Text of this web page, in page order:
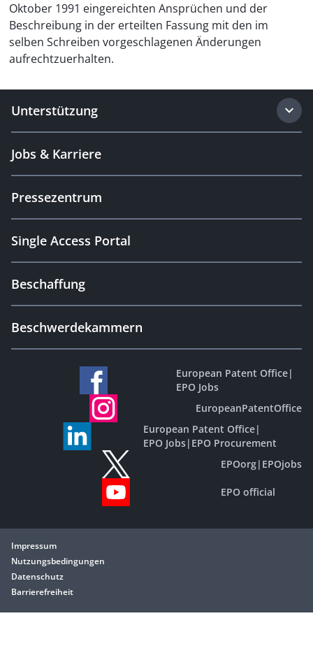
Oktober 1991 eingereichten Ansprüchen und der
Beschreibung in der erteilten Fassung mit den im
selben Schreiben vorgeschlagenen Änderungen
aufrechtzuerhalten.
Unterstützung
Jobs & Karriere
Pressezentrum
Single Access Portal
Beschaffung
Beschwerdekammern
European Patent Office|
EPO Jobs
EuropeanPatentOffice
European Patent Office|
EPO Jobs| EPO Procurement
EPOorg| EPOjobs
EPO official
Impressum
Nutzungsbedingungen
Datenschutz
Barrierefreiheit